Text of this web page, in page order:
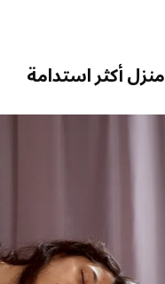
أكثر استدامة